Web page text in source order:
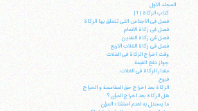
المجلد الاول
کتاب الزکاة |1|
فصل فی الاجناس التی تتعلق بها الزکاة
فصل فی زکاة الانعام
فصل فی زکاة النقدین
فصل فی زکاة الغلات الاربع
وقت اخراج الزکاة فی الغلات
جواز دفع القیمة
مقدار الزکاة فی الغلات
فروع
الزکاة بعد اخراج حق المقاسمة و الخراج
هل الزکاة بعد اخراج المؤن ؟
ما یستدل به لعدم استثناء المؤن